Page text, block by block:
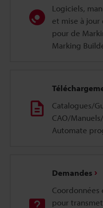
Logiciels,
et mise à
pour de
Marking
Catalogues/
CAO/
Automate
Demandes
pour